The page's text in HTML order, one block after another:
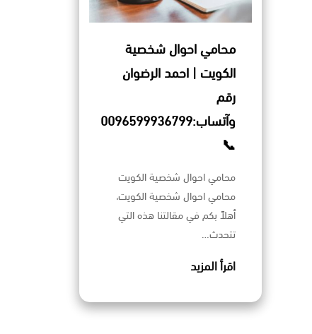
محامي احوال شخصية
الكويت | احمد الرضوان
رقم
وآتساب:0096599936799
📞
محامي احوال شخصية الكويت
محامي احوال شخصية الكويت،
أهلاً بكم في مقالتنا هذه التي
تتحدث…
اقرأ المزيد